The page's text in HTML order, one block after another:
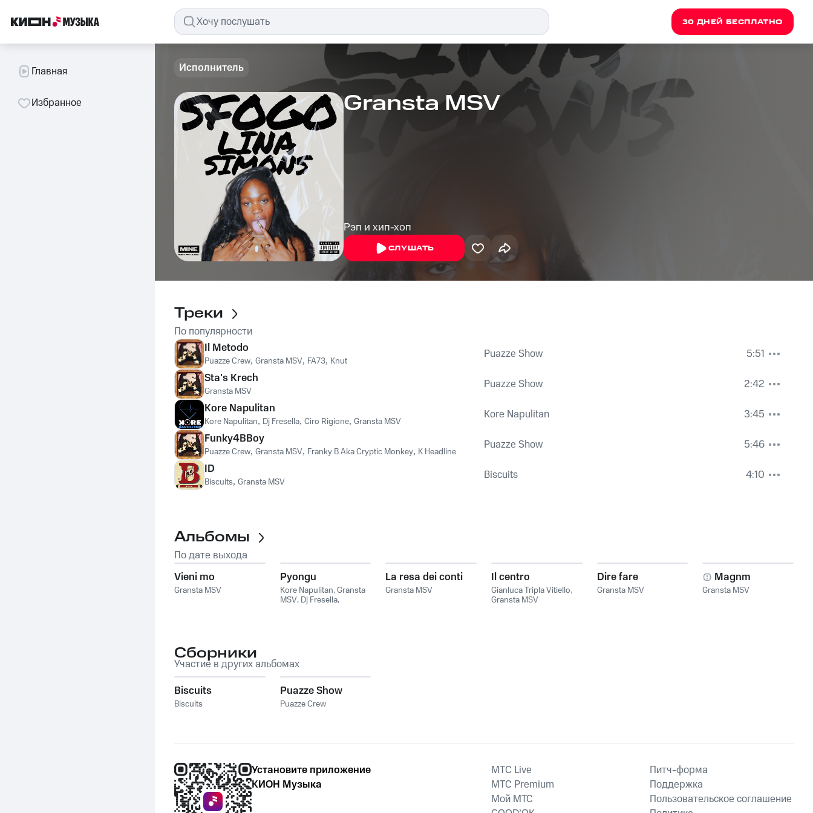
30 ДНЕЙ БЕСПЛАТНО
Главная
Избранное
Исполнитель
Gransta MSV
Рэп и хип-хоп
СЛУШАТЬ
Треки
По популярности
Il Metodo
Puazze Crew, Gransta MSV, FA73, Knut Puazze Show
5:51
Sta's Krech
Gransta MSV Puazze Show
2:42
Kore Napulitan
Kore Napulitan, Dj Fresella, Ciro Rigione, Gransta MSV Kore Napulitan
3:45
Funky4BBoy
Puazze Crew, Gransta MSV, Franky B Aka Cryptic Monkey, K Headline Puazze Show
5:46
ID
Biscuits, Gransta MSV Biscuits 4:10
Альбомы
По дате выхода
Vieni mo
Gransta MSV
Pyongu
Kore Napulitan,Gransta
MSV, Dj Fresella,
La resa dei conti
Gransta MSV
Il centro
Gianluca Tripla Vitiello,
Gransta MSV
Dire fare
Gransta MSV
Magnm
Gransta MSV
Сборники
Участие в других альбомах
Biscuits
Biscuits
Puazze Show
Puazze Crew
Установите приложение
КИОН Музыка
MTС Live
MTС Premium
Мой МТС
Питч-форма
Поддержка
Пользовательское соглашение